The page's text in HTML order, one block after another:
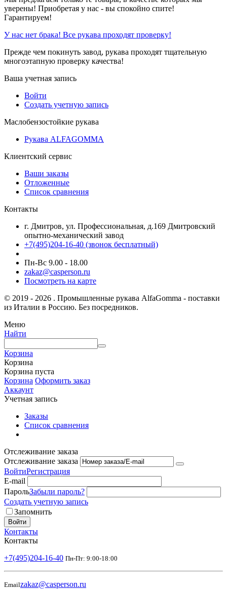
уверены! Приобретая у нас - вы спокойно спите!
Гарантируем!
У нас нет брака! Все рукава проходят проверку!
Прежде чем покинуть завод, рукава проходят тщательную
многоэтапную проверку качества!
Ваша учетная запись
Войти
Создать учетную запись
Маслобензостойкие рукава
Рукава ALFAGOMMA
Клиентский сервис
Ваши заказы
Отложенные
Список сравнения
Контакты
г. Дмитров, ул. Профессиональная, д.169 Дмитровский
опытно-механический завод
+7(495)204-16-40 (звонок бесплатный)
Пн-Вс 9.00 - 18.00
zakaz@casperson.ru
Посмотреть на карте
© 2019 - 2026 . Промышленные рукава AlfaGomma - поставки
из Италии в Россию. Без посредников.
Меню
Найти
Корзина
Корзина
Корзина пуста
Корзина Оформить заказ
Аккаунт
Учетная запись
Заказы
Список сравнения
Отслеживание заказа
Отслеживание заказа
ВойтиРегистрация
E-mail
ПарольЗабыли пароль?
Создать учетную запись
Запомнить
Войти
Контакты
Контакты
+7(495)204-16-40 Пн-Пт: 9:00-18:00
Emailzakaz@casperson.ru